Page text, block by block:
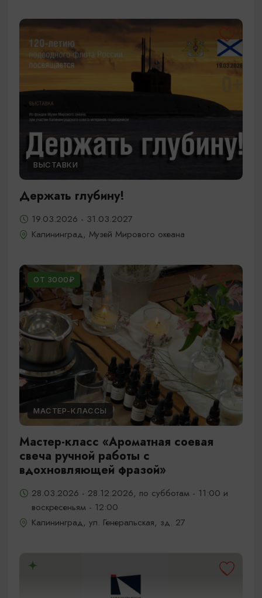
ВЫСТАВКИ
Держать глубину!
19.03.2026 - 31.03.2027
Калининград, Музей Мирового океана
ОТ 3000₽
МАСТЕР-КЛАССЫ
Мастер-класс «Ароматная соевая
свеча ручной работы с
вдохновляющей фразой»
28.03.2026 - 28.12.2026, по субботам - 11:00 и
воскресеньям - 12:00
Калининград, ул. Генеральская, зд. 27